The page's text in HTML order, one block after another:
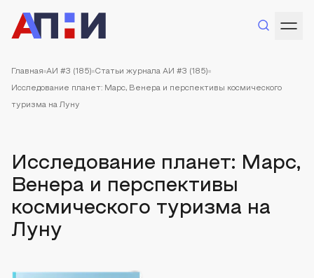
Главная АИ #3 (185) Статьи журнала АИ #3 (185)
Исследование планет: Марс, Венера и перспективы космического
туризма на Луну
Исследование планет: Марс,
Венера и перспективы
космического туризма на
Луну